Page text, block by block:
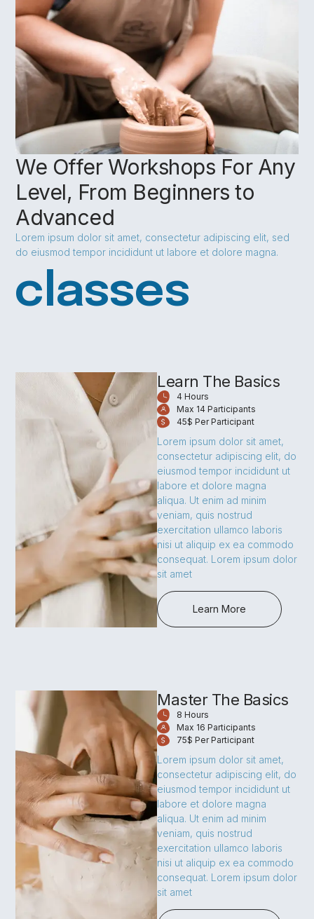
We Offer Workshops For Any
Level, From Beginners to
Advanced
Lorem ipsum dolor sit amet, consectetur adipiscing elit, sed
do eiusmod tempor incididunt ut labore et dolore magna.
classes
Learn The Basics
4 Hours
Max 14 Participants
45$ Per Participant
Lorem ipsum dolor sit amet,
consectetur adipiscing elit, do
eiusmod tempor incididunt ut
labore et dolore magna
aliqua. Ut enim ad minim
veniam, quis nostrud
exercitation ullamco laboris
nisi ut aliquip ex ea commodo
consequat. Lorem ipsum dolor
sit amet
Learn More
Master The Basics
8 Hours
Max 16 Participants
75$ Per Participant
Lorem ipsum dolor sit amet,
consectetur adipiscing elit, do
eiusmod tempor incididunt ut
labore et dolore magna
aliqua. Ut enim ad minim
veniam, quis nostrud
exercitation ullamco laboris
nisi ut aliquip ex ea commodo
consequat. Lorem ipsum dolor
sit amet